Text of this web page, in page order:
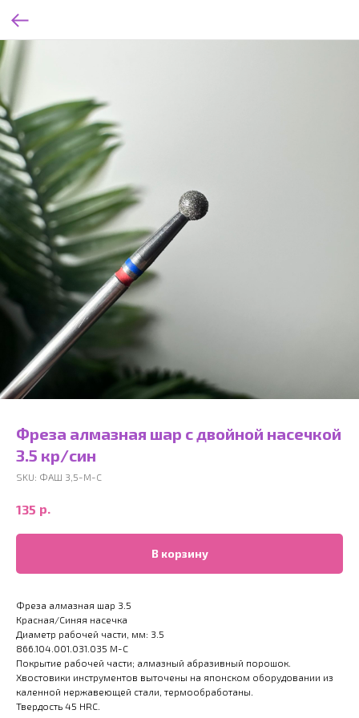
Фреза алмазная шар с двойной насечкой
3.5 кр/син
SKU: ФАШ 3,5-М-С
135 р.
В корзину
Фреза алмазная шар 3.5
Красная/Синяя насечка
Диаметр рабочей части, мм: 3.5
866.104.001.031.035 М-С
Покрытие рабочей части; алмазный абразивный порошок.
Хвостовики инструментов выточены на японском оборудовании из
каленной нержавеющей стали, термообработаны.
Твердость 45 HRC.